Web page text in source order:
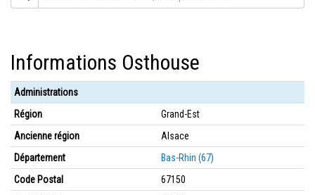
Informations Osthouse
Administrations
Région
Grand-Est
Ancienne région
Alsace
Département
Bas-Rhin (67)
Code Postal
67150